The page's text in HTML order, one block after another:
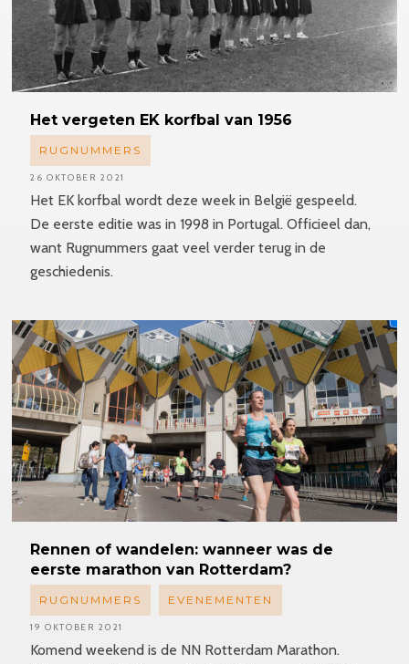
Het vergeten EK korfbal van 1956
Het EK korfbal wordt deze week in België gespeeld.
De eerste editie was in 1998 in Portugal. Officieel dan,
want Rugnummers gaat veel verder terug in de
geschiedenis.
RUGNUMMERS
26 OKTOBER 2021
Rennen of wandelen: wanneer was de
eerste marathon van Rotterdam?
Komend weekend is de NN Rotterdam Marathon.
RUGNUMMERS EVENEMENTEN
19 OKTOBER 2021